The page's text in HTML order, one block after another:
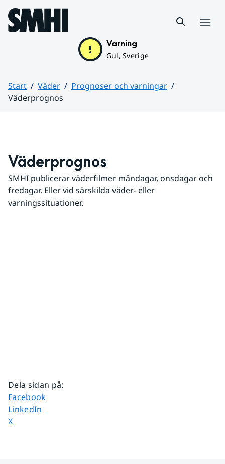
Hoppa till sidans innehåll
Varning
Gul, Sverige
Start Väder
Prognoser och varningar
Väderprognos
Väderprognos
SMHI publicerar väderfilmer måndagar, onsdagar och
fredagar. Eller vid särskilda väder- eller
varningssituationer.
Dela sidan på:
Dela sidan på
Facebook
Dela sidan på
LinkedIn
Dela sidan på
X